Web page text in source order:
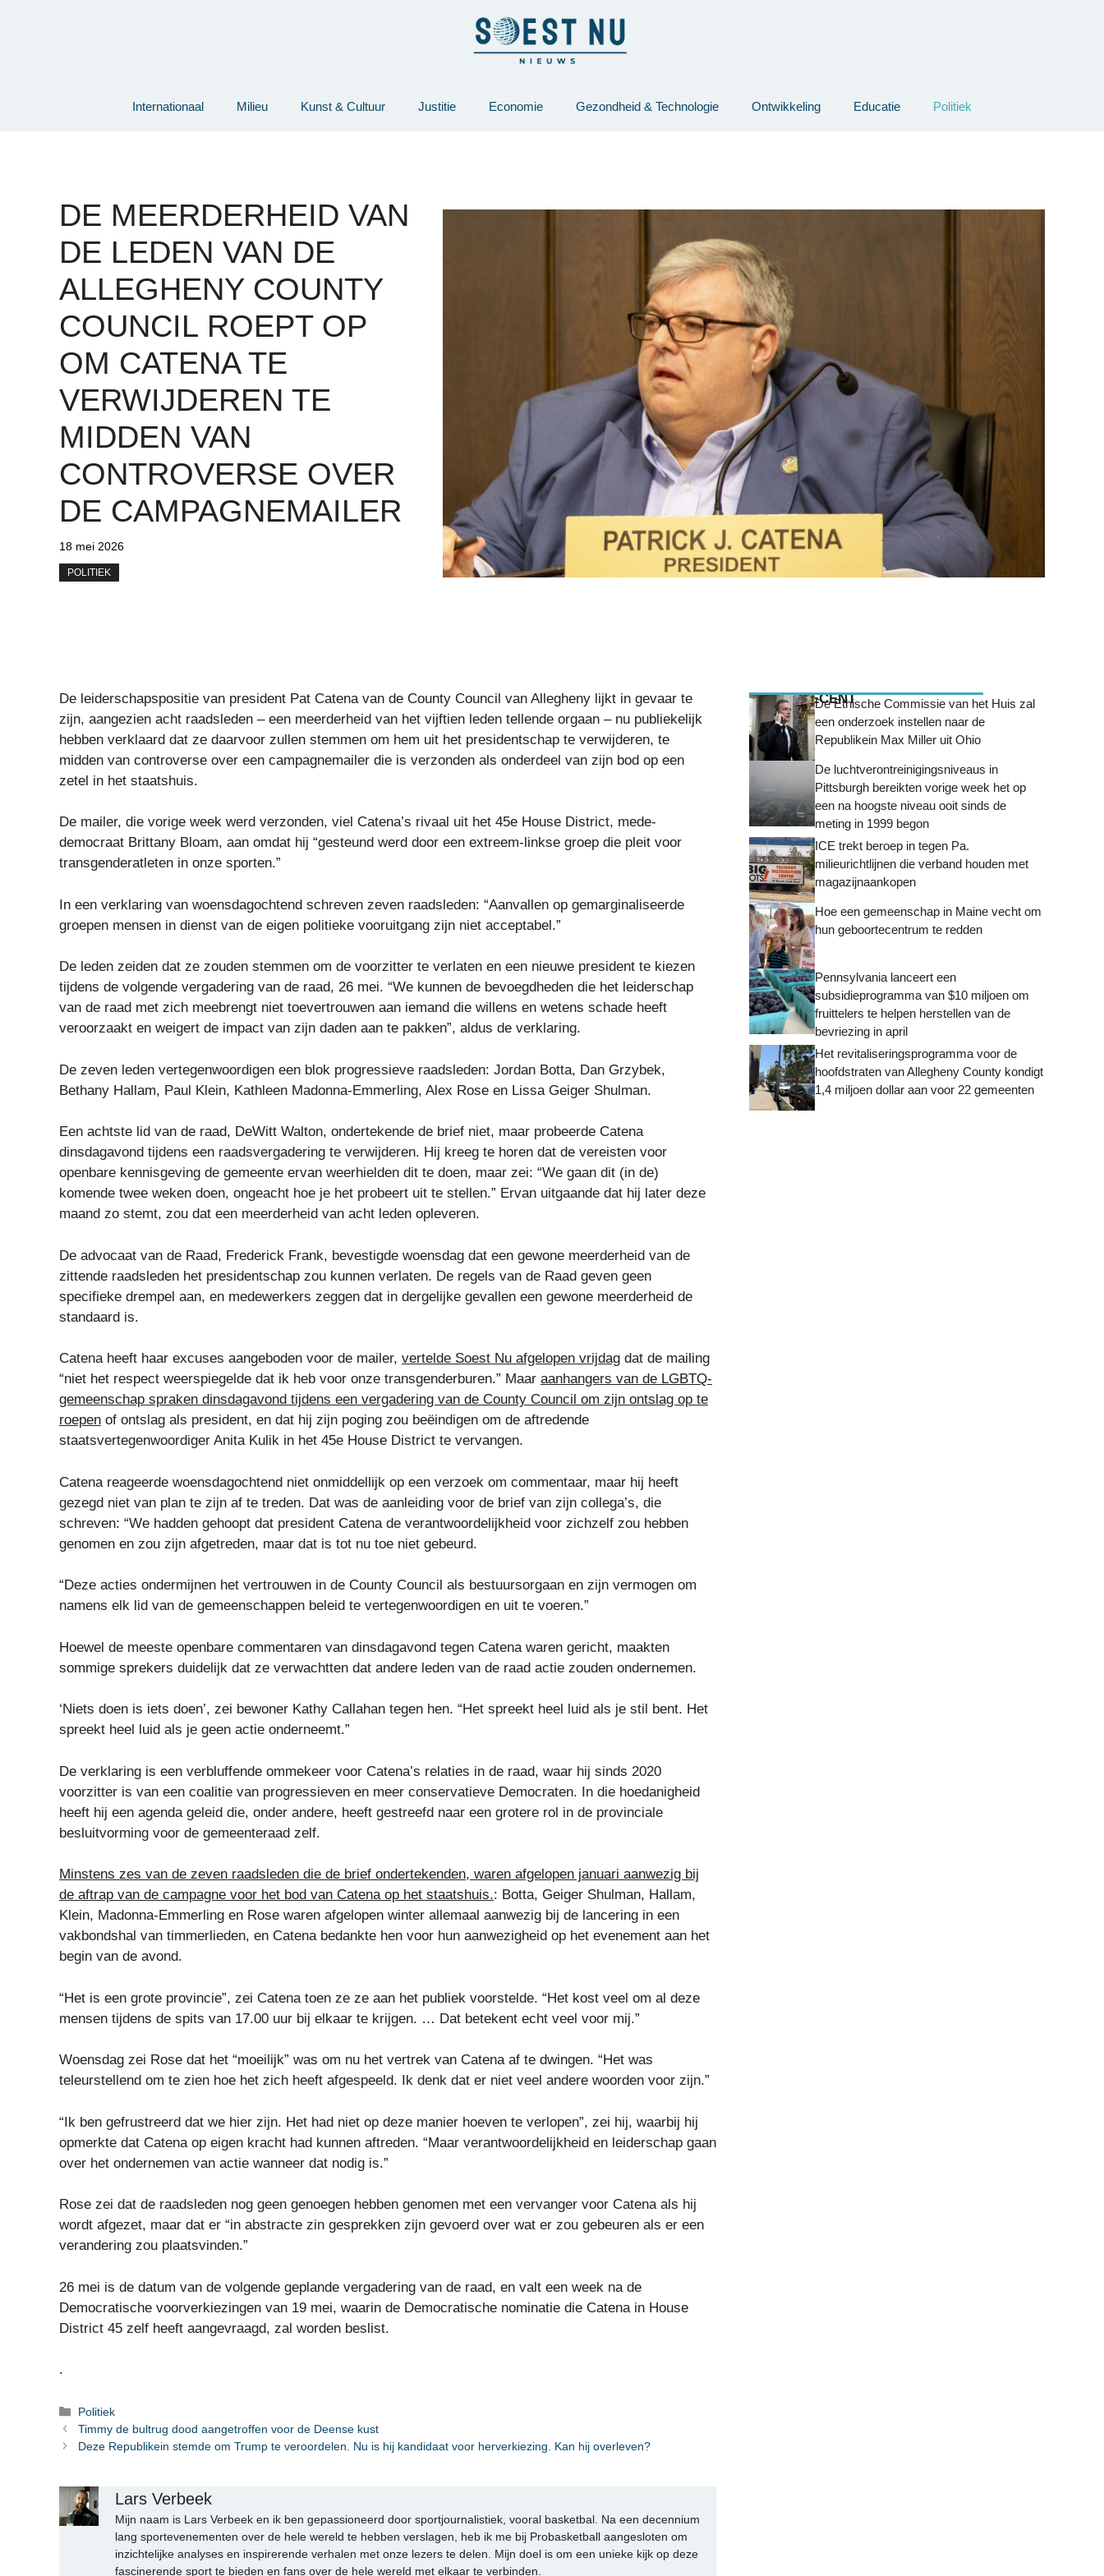
Internationaal Milieu Kunst & Cultuur Justitie Economie Gezondheid & Technologie Ontwikkeling Educatie Politiek
DE MEERDERHEID VAN
DE LEDEN VAN DE
ALLEGHENY COUNTY
COUNCIL ROEPT OP
OM CATENA TE
VERWIJDEREN TE
MIDDEN VAN
CONTROVERSE OVER
DE CAMPAGNEMAILER
18 mei 2026
POLITIEK
De leiderschapspositie van president Pat Catena van de County Council van Allegheny lijkt in gevaar te
zijn, aangezien acht raadsleden – een meerderheid van het vijftien leden tellende orgaan – nu publiekelijk
hebben verklaard dat ze daarvoor zullen stemmen om hem uit het presidentschap te verwijderen, te
midden van controverse over een campagnemailer die is verzonden als onderdeel van zijn bod op een
zetel in het staatshuis.
De mailer, die vorige week werd verzonden, viel Catena’s rivaal uit het 45e House District, mede-
democraat Brittany Bloam, aan omdat hij “gesteund werd door een extreem-linkse groep die pleit voor
transgenderatleten in onze sporten.”
In een verklaring van woensdagochtend schreven zeven raadsleden: “Aanvallen op gemarginaliseerde
groepen mensen in dienst van de eigen politieke vooruitgang zijn niet acceptabel.”
De leden zeiden dat ze zouden stemmen om de voorzitter te verlaten en een nieuwe president te kiezen
tijdens de volgende vergadering van de raad, 26 mei. “We kunnen de bevoegdheden die het leiderschap
van de raad met zich meebrengt niet toevertrouwen aan iemand die willens en wetens schade heeft
veroorzaakt en weigert de impact van zijn daden aan te pakken”, aldus de verklaring.
De zeven leden vertegenwoordigen een blok progressieve raadsleden: Jordan Botta, Dan Grzybek,
Bethany Hallam, Paul Klein, Kathleen Madonna-Emmerling, Alex Rose en Lissa Geiger Shulman.
Een achtste lid van de raad, DeWitt Walton, ondertekende de brief niet, maar probeerde Catena
dinsdagavond tijdens een raadsvergadering te verwijderen. Hij kreeg te horen dat de vereisten voor
openbare kennisgeving de gemeente ervan weerhielden dit te doen, maar zei: “We gaan dit (in de)
komende twee weken doen, ongeacht hoe je het probeert uit te stellen.” Ervan uitgaande dat hij later deze
maand zo stemt, zou dat een meerderheid van acht leden opleveren.
De advocaat van de Raad, Frederick Frank, bevestigde woensdag dat een gewone meerderheid van de
zittende raadsleden het presidentschap zou kunnen verlaten. De regels van de Raad geven geen
specifieke drempel aan, en medewerkers zeggen dat in dergelijke gevallen een gewone meerderheid de
standaard is.
Catena heeft haar excuses aangeboden voor de mailer, vertelde Soest Nu afgelopen vrijdag dat de mailing
“niet het respect weerspiegelde dat ik heb voor onze transgenderburen.” Maar aanhangers van de LGBTQ-
gemeenschap spraken dinsdagavond tijdens een vergadering van de County Council om zijn ontslag op te
roepen of ontslag als president, en dat hij zijn poging zou beëindigen om de aftredende
staatsvertegenwoordiger Anita Kulik in het 45e House District te vervangen.
Catena reageerde woensdagochtend niet onmiddellijk op een verzoek om commentaar, maar hij heeft
gezegd niet van plan te zijn af te treden. Dat was de aanleiding voor de brief van zijn collega’s, die
schreven: “We hadden gehoopt dat president Catena de verantwoordelijkheid voor zichzelf zou hebben
genomen en zou zijn afgetreden, maar dat is tot nu toe niet gebeurd.
“Deze acties ondermijnen het vertrouwen in de County Council als bestuursorgaan en zijn vermogen om
namens elk lid van de gemeenschappen beleid te vertegenwoordigen en uit te voeren.”
Hoewel de meeste openbare commentaren van dinsdagavond tegen Catena waren gericht, maakten
sommige sprekers duidelijk dat ze verwachtten dat andere leden van de raad actie zouden ondernemen.
‘Niets doen is iets doen’, zei bewoner Kathy Callahan tegen hen. “Het spreekt heel luid als je stil bent. Het
spreekt heel luid als je geen actie onderneemt.”
De verklaring is een verbluffende ommekeer voor Catena’s relaties in de raad, waar hij sinds 2020
voorzitter is van een coalitie van progressieven en meer conservatieve Democraten. In die hoedanigheid
heeft hij een agenda geleid die, onder andere, heeft gestreefd naar een grotere rol in de provinciale
besluitvorming voor de gemeenteraad zelf.
Minstens zes van de zeven raadsleden die de brief ondertekenden, waren afgelopen januari aanwezig bij
de aftrap van de campagne voor het bod van Catena op het staatshuis.: Botta, Geiger Shulman, Hallam,
Klein, Madonna-Emmerling en Rose waren afgelopen winter allemaal aanwezig bij de lancering in een
vakbondshal van timmerlieden, en Catena bedankte hen voor hun aanwezigheid op het evenement aan het
begin van de avond.
“Het is een grote provincie”, zei Catena toen ze ze aan het publiek voorstelde. “Het kost veel om al deze
mensen tijdens de spits van 17.00 uur bij elkaar te krijgen. … Dat betekent echt veel voor mij.”
Woensdag zei Rose dat het “moeilijk” was om nu het vertrek van Catena af te dwingen. “Het was
teleurstellend om te zien hoe het zich heeft afgespeeld. Ik denk dat er niet veel andere woorden voor zijn.”
“Ik ben gefrustreerd dat we hier zijn. Het had niet op deze manier hoeven te verlopen”, zei hij, waarbij hij
opmerkte dat Catena op eigen kracht had kunnen aftreden. “Maar verantwoordelijkheid en leiderschap gaan
over het ondernemen van actie wanneer dat nodig is.”
Rose zei dat de raadsleden nog geen genoegen hebben genomen met een vervanger voor Catena als hij
wordt afgezet, maar dat er “in abstracte zin gesprekken zijn gevoerd over wat er zou gebeuren als er een
verandering zou plaatsvinden.”
26 mei is de datum van de volgende geplande vergadering van de raad, en valt een week na de
Democratische voorverkiezingen van 19 mei, waarin de Democratische nominatie die Catena in House
District 45 zelf heeft aangevraagd, zal worden beslist.
.
Categorieën
Politiek
Timmy de bultrug dood aangetroffen voor de Deense kust
Deze Republikein stemde om Trump te veroordelen. Nu is hij kandidaat voor herverkiezing. Kan hij overleven?
Lars Verbeek
Mijn naam is Lars Verbeek en ik ben gepassioneerd door sportjournalistiek, vooral basketbal. Na een decennium
lang sportevenementen over de hele wereld te hebben verslagen, heb ik me bij Probasketball aangesloten om
inzichtelijke analyses en inspirerende verhalen met onze lezers te delen. Mijn doel is om een unieke kijk op deze
fascinerende sport te bieden en fans over de hele wereld met elkaar te verbinden.
MEEST RECENTDe Ethische Commissie van het Huis zal
een onderzoek instellen naar de
Republikein Max Miller uit Ohio
De luchtverontreinigingsniveaus in
Pittsburgh bereikten vorige week het op
een na hoogste niveau ooit sinds de
meting in 1999 begon
ICE trekt beroep in tegen Pa.
milieurichtlijnen die verband houden met
magazijnaankopen
Hoe een gemeenschap in Maine vecht om
hun geboortecentrum te redden
Pennsylvania lanceert een
subsidieprogramma van $10 miljoen om
fruittelers te helpen herstellen van de
bevriezing in april
Het revitaliseringsprogramma voor de
hoofdstraten van Allegheny County kondigt
1,4 miljoen dollar aan voor 22 gemeenten